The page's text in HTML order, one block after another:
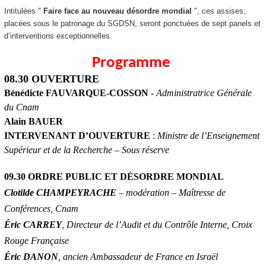
Intitulées " Faire face au nouveau désordre mondial ", ces assises,
placées sous le patronage du SGDSN, seront ponctuées de sept panels et
d’interventions exceptionnelles.
Programme
08.30 OUVERTURE
Bénédicte FAUVARQUE-COSSON- Administratrice Générale
du Cnam
Alain BAUER
INTERVENANT D’OUVERTURE : Ministre de l’Enseignement
Supérieur et de la Recherche – Sous réserve
09.30 ORDRE PUBLIC ET DÉSORDRE MONDIAL
Clotilde CHAMPEYRACHE – modération – Maîtresse de
Conférences, Cnam
Éric CARREY, Directeur de l’Audit et du Contrôle Interne, Croix
Rouge Française
Éric DANON, ancien Ambassadeur de France en Israël